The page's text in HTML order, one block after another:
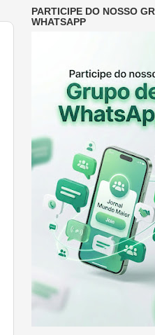
PARTICIPE DO NOSSO
WHATSAPP